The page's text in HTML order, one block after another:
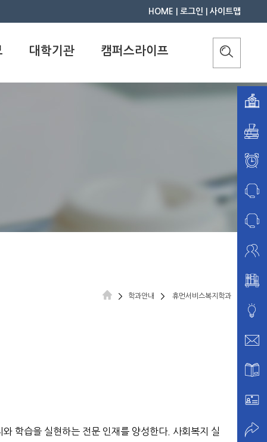
HOME 로그인 사이트맵
대학기관 캠퍼스라이프
학과안내 휴먼서비스복지학과
학습을 실현하는 전문 인재를 양성한다. 사회복지 실